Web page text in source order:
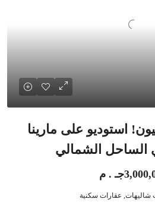
7.5 مليون! استوديو على مارينا
الساحل الشمالي
. م
شاليهات, عقارات سكنية